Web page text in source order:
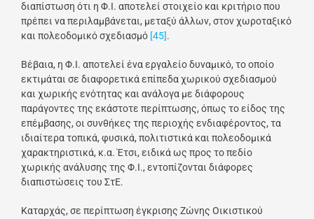
διαπίστωση ότι η Φ.Ι. αποτελεί στοιχείο και κριτήριο που
πρέπει να περιλαμβάνεται, μεταξύ άλλων, στον χωροταξικό
και πολεοδομικό σχεδιασμό [45].
Βέβαια, η Φ.Ι. αποτελεί ένα εργαλείο δυναμικό, το οποίο
εκτιμάται σε διαφορετικά επίπεδα χωρικού σχεδιασμού
και χωρικής ενότητας και ανάλογα με διάφορους
παράγοντες της εκάστοτε περίπτωσης, όπως το είδος της
επέμβασης, οι συνθήκες της περιοχής ενδιαφέροντος, τα
ιδιαίτερα τοπικά, φυσικά, πολιτιστικά και πολεοδομικά
χαρακτηριστικά, κ.α. Έτσι, ειδικά ως προς το πεδίο
χωρικής ανάλυσης της Φ.Ι., εντοπίζονται διάφορες
διαπιστώσεις του ΣτΕ.
Καταρχάς, σε περίπτωση έγκρισης Ζώνης Οικιστικού